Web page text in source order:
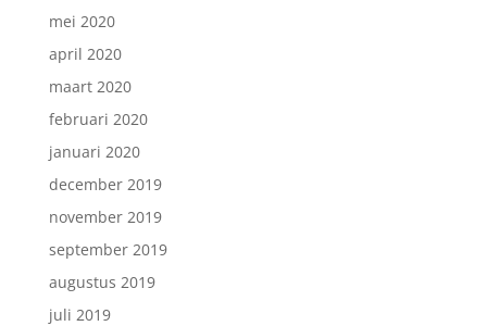
mei 2020
april 2020
maart 2020
februari 2020
januari 2020
december 2019
november 2019
september 2019
augustus 2019
juli 2019